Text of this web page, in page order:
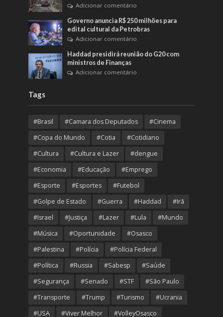
Adicionar comentário
Governo anuncia R$ 250 milhões para
edital cultural da Petrobras
Adicionar comentário
Haddad presidirá reunião do G20 com
ministros de Finanças
Adicionar comentário
Tags
#Brasil #Camara dos Deputados
#Cinema
#Copa do Mundo
#Cotia
#Cotidiano
#Cultura
#Cultura e Lazer
#dengue
#Economia
#Educação
#Emprego
#Esporte
#Esportes
#Futebol
#Golpe de Estado
#Guerra #Haddad
#Irã
#Israel
#Justiça #Lazer #Lula
#Mundo
#Música
#Oportunidade
#Osasco
#Palestina
#Polícia
#Polícia Federal
#Política
#Russia #Sabesp
#Saúde
#Segurança
#Senado #STF
#São Paulo
#Transporte
#Trump #Turismo
#Ucrania
#USA
#Viver Melhor #VolleyOsasco